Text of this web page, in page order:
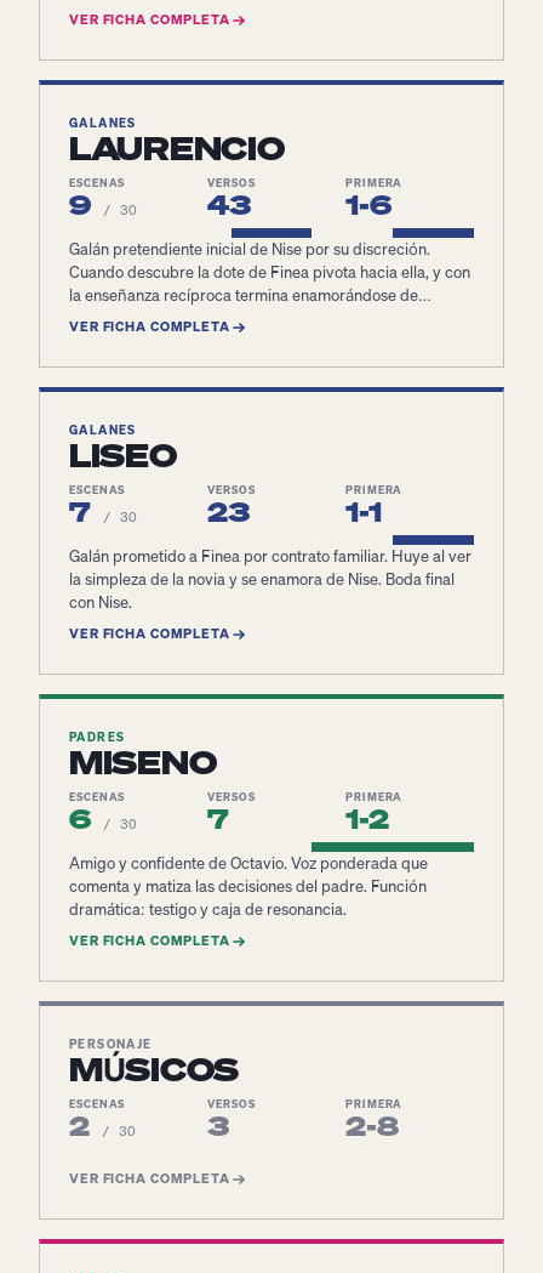
fingiéndose boba otra vez, ya como elección.
VER FICHA COMPLETA
GALANES
LAURENCIO
ESCENAS
9 / 30
VERSOS
43
PRIMERA
1-6
Galán pretendiente inicial de Nise por su discreción.
Cuando descubre la dote de Finea pivota hacia ella, y con
la enseñanza recíproca termina enamorándose de
verdad. Boda final con Finea.
VER FICHA COMPLETA
GALANES
LISEO
ESCENAS
7 / 30
VERSOS
23
PRIMERA
1-1
Galán prometido a Finea por contrato familiar. Huye al ver
la simpleza de la novia y se enamora de Nise. Boda final
con Nise.
VER FICHA COMPLETA
PADRES
MISENO
ESCENAS
6 / 30
VERSOS
7
PRIMERA
1-2
Amigo y confidente de Octavio. Voz ponderada que
comenta y matiza las decisiones del padre. Función
dramática: testigo y caja de resonancia.
VER FICHA COMPLETA
PERSONAJE
MÚSICOS
ESCENAS
2 / 30
VERSOS
3
PRIMERA
2-8
VER FICHA COMPLETA